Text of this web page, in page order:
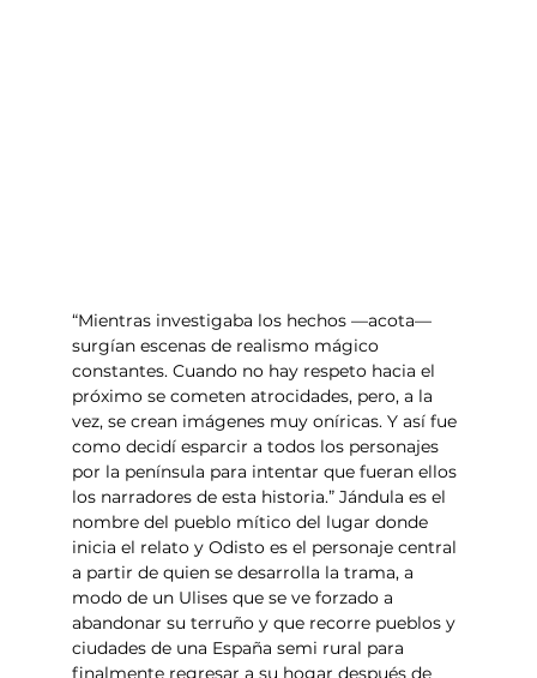
“Mientras investigaba los hechos —acota—
surgían escenas de realismo mágico
constantes. Cuando no hay respeto hacia el
próximo se cometen atrocidades, pero, a la
vez, se crean imágenes muy oníricas. Y así fue
como decidí esparcir a todos los personajes
por la península para intentar que fueran ellos
los narradores de esta historia.” Jándula es el
nombre del pueblo mítico del lugar donde
inicia el relato y Odisto es el personaje central
a partir de quien se desarrolla la trama, a
modo de un Ulises que se ve forzado a
abandonar su terruño y que recorre pueblos y
ciudades de una España semi rural para